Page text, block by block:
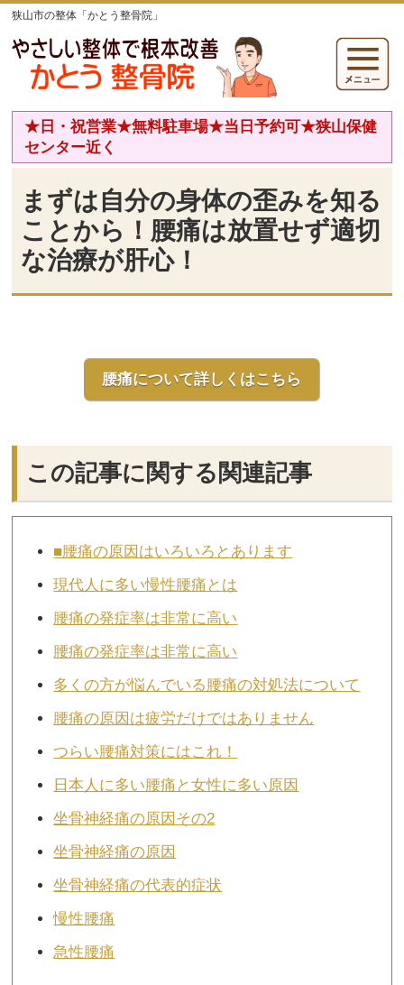
狭山市の整体「かとう整骨院」
★日・祝営業★無料駐車場★当日予約可★狭山保健
センター近く
まずは自分の身体の歪みを知る
ことから！腰痛は放置せず適切
な治療が肝心！
腰痛について詳しくはこちら
この記事に関する関連記事
■腰痛の原因はいろいろとあります
現代人に多い慢性腰痛とは
腰痛の発症率は非常に高い
腰痛の発症率は非常に高い
多くの方が悩んでいる腰痛の対処法について
腰痛の原因は疲労だけではありません
つらい腰痛対策にはこれ！
日本人に多い腰痛と女性に多い原因
坐骨神経痛の原因その2
坐骨神経痛の原因
坐骨神経痛の代表的症状
慢性腰痛
急性腰痛